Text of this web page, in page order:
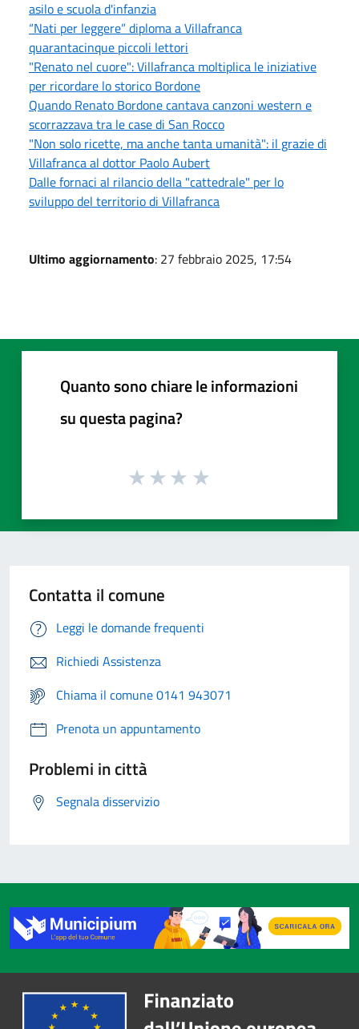
asilo e scuola d'infanzia
“Nati per leggere” diploma a Villafranca
quarantacinque piccoli lettori
"Renato nel cuore": Villafranca moltiplica le iniziative
per ricordare lo storico Bordone
Quando Renato Bordone cantava canzoni western e
scorrazzava tra le case di San Rocco
"Non solo ricette, ma anche tanta umanità": il grazie di
Villafranca al dottor Paolo Aubert
Dalle fornaci al rilancio della "cattedrale" per lo
sviluppo del territorio di Villafranca
Ultimo aggiornamento: 27 febbraio 2025, 17:54
Quanto sono chiare le informazioni
su questa pagina?
Contatta il comune
Leggi le domande frequenti
Richiedi Assistenza
Chiama il comune 0141 943071
Prenota un appuntamento
Problemi in città
Segnala disservizio